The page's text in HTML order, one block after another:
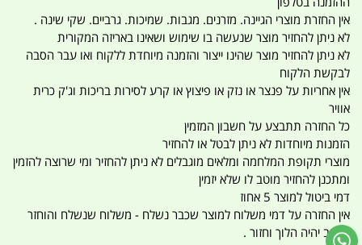
אין החזרת מוצרי הגיינה. מזרנים. מגבות. שמיכות. גרביים. שקי שינה .
לא ניתן להחזיר מוצר שנעשה בו שימוש ושאינו באריזה המקורית
לא ניתן להחזיר מוצר שהינו ייצור והזמנה מיוחדת ללקוח ואו עבר הסבה
לבקשת הלקוח
אין אחריות על פנצר או נזק או פיצוץ או קרע לסירות בריכות וג'ק כרית
אוויר
כל החזרה תתבצע על חשבון המזמין
הזמנות מיוחדות לא ניתן לבטל או להחזיר
מוצרי תקופת המלחמה ומלאים מוגבלים לא ניתן להחזיר ומי שרוצה להזמין
ומתכנן להחזיר מוטב לו שלא יזמין
דמי ביטול למוצר 5 אחוז
אין החזרה על דמי משלוח למוצר שכבר נשלח - משלוח שנשלח והוחזר
החיוב יהיה הלוך וחזור .